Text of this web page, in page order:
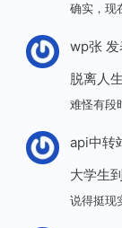
确实，现
wp张发
脱离人
难怪有段
api中转
大学生
说得挺现